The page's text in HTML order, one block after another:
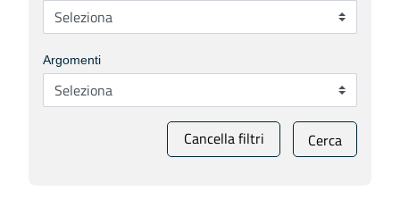
Argomenti
Cancella filtri Cerca